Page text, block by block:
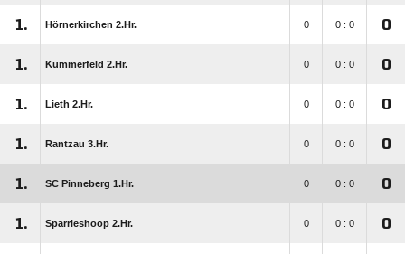
1. Hörnerkirchen 2.Hr. 0 0 : 0 0
1. Kummerfeld 2.Hr. 0 0 : 0 0
1. Lieth 2.Hr. 0 0 : 0 0
1. Rantzau 3.Hr. 0 0 : 0 0
1. SC Pinneberg 1.Hr. 0 0 : 0 0
1. Sparrieshoop 2.Hr. 0 0 : 0 0